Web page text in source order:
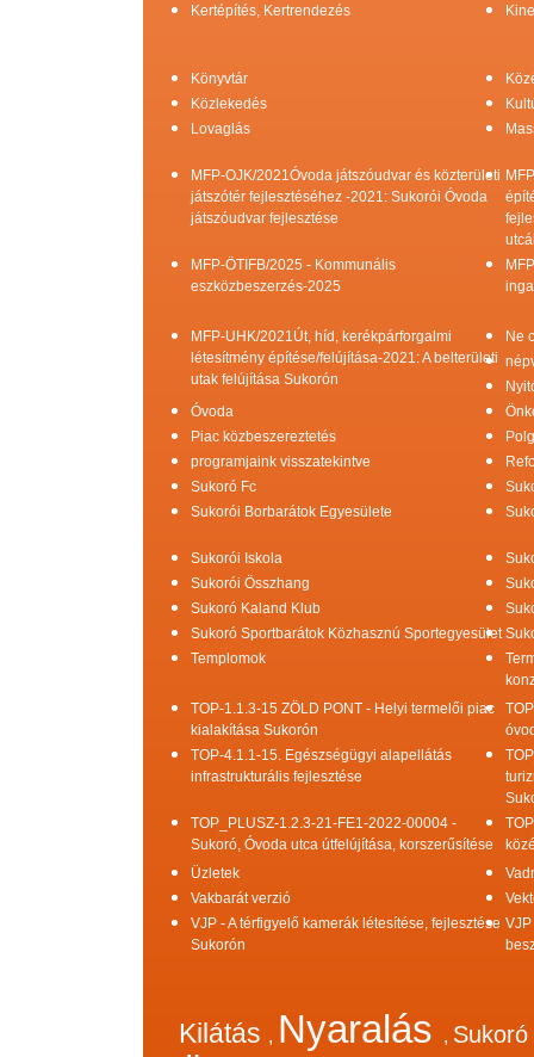
Kertépítés, Kertrendezés
Könyvtár
Közlekedés
Lovaglás
MFP-OJK/2021Óvoda játszóudvar és közterületi
játszótér fejlesztéséhez -2021: Sukorói Óvoda
játszóudvar fejlesztése
MFP-ÖTIFB/2025 - Kommunális
eszközbeszerzés-2025
MFP-UHK/2021Út, híd, kerékpárforgalmi
létesítmény építése/felújítása-2021: A belterületi
utak felújítása Sukorón
Ne
Óvoda
Piac közbeszereztetés
programjaink visszatekintve
Sukoró Fc
Sukorói Borbarátok Egyesülete
Sukorói Iskola
Sukorói Összhang
Sukoró Kaland Klub
Sukoró Sportbarátok Közhasznú Sportegyesület
Templomok
TOP-1.1.3-15 ZÖLD PONT - Helyi termelői piac
kialakítása Sukorón
TOP-4.1.1-15. Egészségügyi alapellátás
infrastrukturális fejlesztése
TOP_PLUSZ-1.2.3-21-FE1-2022-00004 -
Sukoró, Óvoda utca útfelújítása, korszerűsítése
Üzletek
Vakbarát verzió
VJP - A térfigyelő kamerák létesítése, fejlesztése
Sukorón
Kilátás , Nyaralás , Sukoró